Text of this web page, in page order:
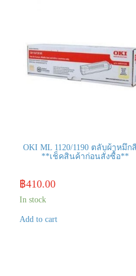
OKI ML 1120/1190 ตลับผ้าหมึก
**เช็คสินค้าก่อนสั่งซื้อ**
฿410.00
In stock
Add to cart